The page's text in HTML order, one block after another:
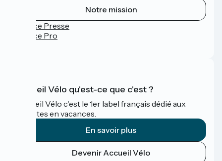
Notre mission
Espace Presse
Espace Pro
Accueil Vélo qu'est-ce que c'est ?
Accueil Vélo c'est le 1er label français dédié aux
cyclistes en vacances.
En savoir plus
Devenir Accueil Vélo